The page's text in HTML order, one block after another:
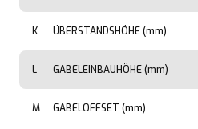
K ÜBERSTANDSHÖHE (mm)
L GABELEINBAUHÖHE (mm)
M GABELOFFSET (mm)